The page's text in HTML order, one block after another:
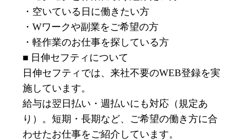
・空いている日に働きたい方
・Wワークや副業をご希望の方
・軽作業のお仕事を探している方
■ 日伸セフティについて
日伸セフティでは、来社不要のWEB登録を実
施しています。
給与は翌日払い・週払いにも対応（規定あ
り）。短期・長期など、ご希望の働き方に合
わせたお仕事をご紹介しています。